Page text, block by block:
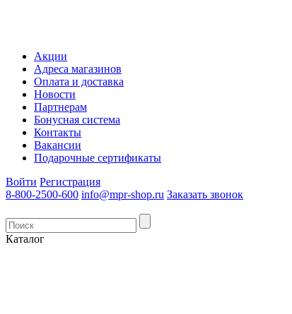
Акции
Адреса магазинов
Оплата и доставка
Новости
Партнерам
Бонусная система
Контакты
Вакансии
Подарочные сертификаты
Войти Регистрация
8-800-2500-600 info@mpr-shop.ru Заказать звонок
Каталог